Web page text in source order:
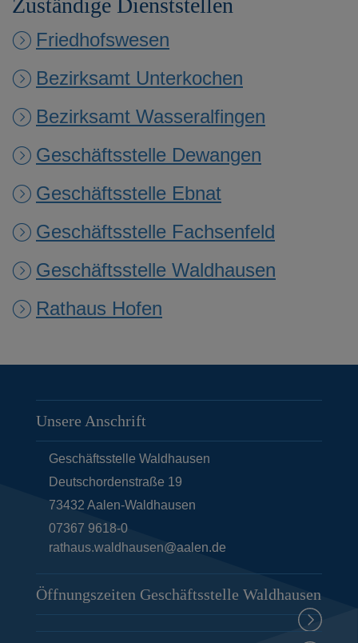
Zuständige Dienststellen
Friedhofswesen
Bezirksamt Unterkochen
Bezirksamt Wasseralfingen
Geschäftsstelle Dewangen
Geschäftsstelle Ebnat
Geschäftsstelle Fachsenfeld
Geschäftsstelle Waldhausen
Rathaus Hofen
Unsere Anschrift
Geschäftsstelle Waldhausen
Deutschordenstraße 19
73432 Aalen-Waldhausen
07367 9618-0
rathaus.waldhausen@aalen.de
Öffnungszeiten Geschäftsstelle Waldhausen